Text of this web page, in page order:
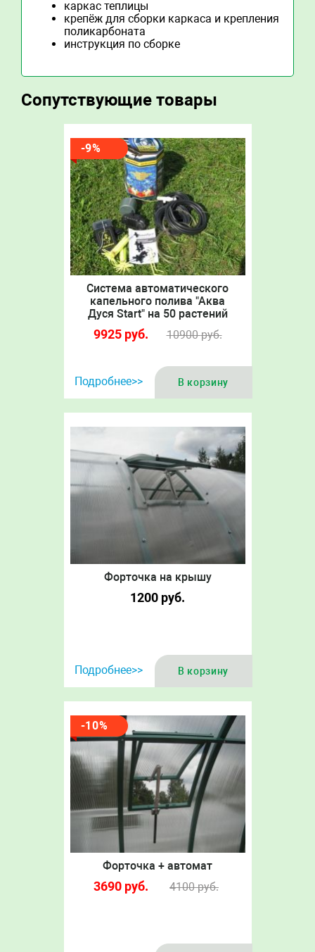
каркас теплицы
крепёж для сборки каркаса и крепления
поликарбоната
инструкция по сборке
Сопутствующие товары
-9%
Система автоматического
капельного полива "Аква
Дуся Start" на 50 растений
9925 руб. 10900руб.
Подробнее>> В корзину
Форточка на крышу
1200 руб.
Подробнее>> В корзину
-10%
Форточка + автомат
3690 руб. 4100руб.